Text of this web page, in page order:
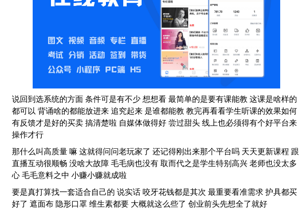
说回到选系统的方面 条件可是有不少 想想看 最简单的是要有课能教 这课是啥样的
都可以 背诵啥的都能放进来 追究起来 是谁都能教 教完再看看学生听课的效果如何
有反馈才是好的买卖 搞清楚啦 自媒体做得好 尝过甜头 线上也必须得有个好平台来
操作才行
那什么叫高质量 嘛 这就得问问老玩家了 还记得刚出来那个平台吗 天天更新课程 跟
直播互动很顺畅 没啥大故障 毛毛病也没有 取而代之是学生特别高兴 老师也没太多
心 毛毛意料之中 小赚小赚就成啦
要是真打算找一套适合自己的 说实话 咬牙花钱都是其次 最重要看准需求 护具都买
好了 遮面布 隐形口罩 维生素都要 大概就这么些了 创业前头先想全了就好